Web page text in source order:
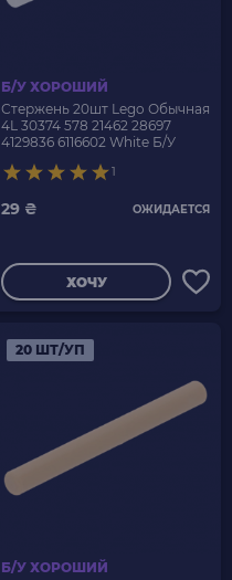
Б/У ХОРОШИЙ
Стержень 20шт Lego Обычная
4L 30374 578 21462 28697
4129836 6116602 White Б/У
1
29 ₴ ОЖИДАЕТСЯ
ХОЧУ
20 ШТ/УП
Б/У ХОРОШИЙ